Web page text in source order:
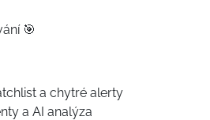
🎯
a chytré alerty
a AI analýza